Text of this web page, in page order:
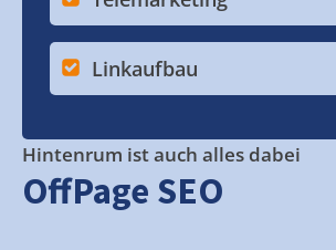
Linkaufbau
Hintenrum ist auch alles dabei
OffPage SEO